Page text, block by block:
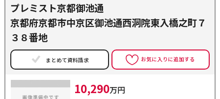
プレミスト京都御池通
京都府京都市中京区御池通西洞院東入橋之町７
３８番地
まとめて資料請求 お気に入りに追加する
10,290万円